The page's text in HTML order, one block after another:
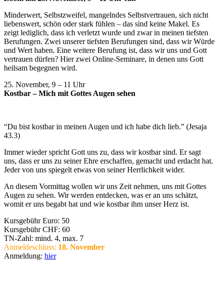
Minderwert, Selbstzweifel, mangelndes Selbstvertrauen, sich nicht
liebenswert, schön oder stark fühlen – das sind keine Makel. Es
zeigt lediglich, dass ich verletzt wurde und zwar in meinen tiefsten
Berufungen. Zwei unserer tiefsten Berufungen sind, dass wir Würde
und Wert haben. Eine weitere Berufung ist, dass wir uns und Gott
vertrauen dürfen? Hier zwei Online-Seminare, in denen uns Gott
heilsam begegnen wird.
25. November, 9 – 11 Uhr
Kostbar – Mich mit Gottes Augen sehen
“Du bist kostbar in meinen Augen und ich habe dich lieb.” (Jesaja
43.3)
Immer wieder spricht Gott uns zu, dass wir kostbar sind. Er sagt
uns, dass er uns zu seiner Ehre erschaffen, gemacht und erdacht hat.
Jeder von uns spiegelt etwas von seiner Herrlichkeit wider.
An diesem Vormittag wollen wir uns Zeit nehmen, uns mit Gottes
Augen zu sehen. Wir werden entdecken, was er an uns schätzt,
womit er uns begabt hat und wie kostbar ihm unser Herz ist.
Kursgebühr Euro: 50
Kursgebühr CHF: 60
TN-Zahl: mind. 4, max. 7
Anmeldeschluss: 18. November
Anmeldung: hier